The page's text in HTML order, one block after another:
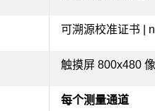
可溯源校准证书 |
触摸屏 800x480
每个测量通道